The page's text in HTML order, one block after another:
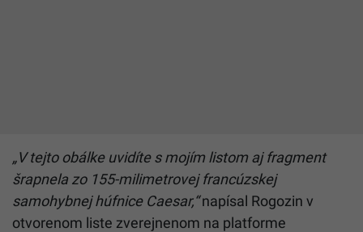
„V tejto obálke uvidíte s mojím listom aj fragment
šrapnela zo 155-milimetrovej francúzskej
samohybnej húfnice Caesar,“napísal Rogozin v
otvorenom liste zverejnenom na platforme